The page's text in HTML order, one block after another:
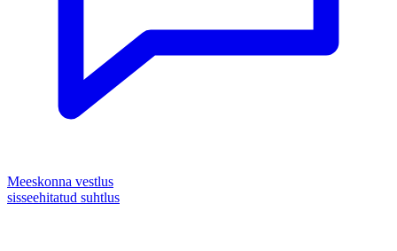
Meeskonna vestlus
sisseehitatud suhtlus